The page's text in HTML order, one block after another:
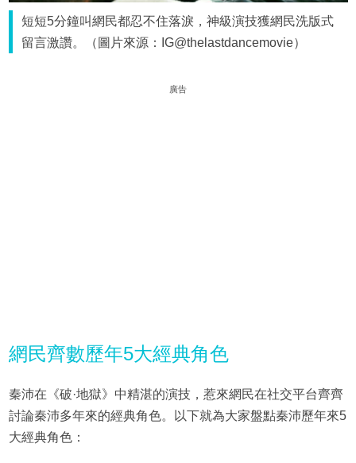
短短5分鐘叫網民都忍不住落淚，神級演技獲網民洗版式
留言激讚。（圖片來源：IG@thelastdancemovie）
廣告
網民齊數歷年5大經典角色
秦沛在《破·地獄》中精湛的演技，惹來網民在社交平台齊齊
討論秦沛多年來的經典角色。以下就為大家盤點秦沛歷年來5
大經典角色：